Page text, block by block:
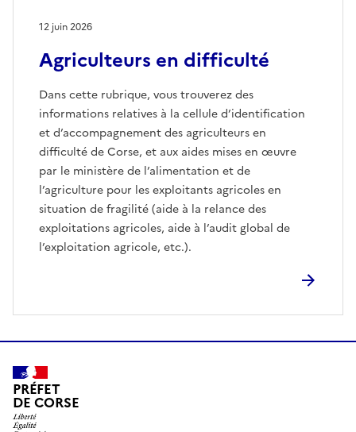
Agriculteurs en difficulté
12 juin 2026
Dans cette rubrique, vous trouverez des
informations relatives à la cellule d’identification
et d’accompagnement des agriculteurs en
difficulté de Corse, et aux aides mises en œuvre
par le ministère de l’alimentation et de
l’agriculture pour les exploitants agricoles en
situation de fragilité (aide à la relance des
exploitations agricoles, aide à l’audit global de
l’exploitation agricole, etc.).
PRÉFET
DE CORSE